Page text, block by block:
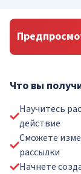
Что вы
Научитесь
действие
Сможете
рассылки
Начнете